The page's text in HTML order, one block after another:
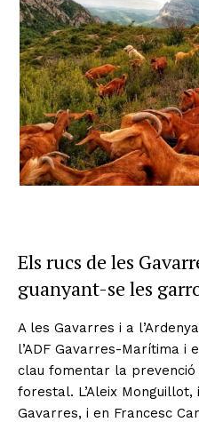
'
à
u
d
o
Els rucs de les
guanyant-se les
A les Gavarres i a
l’ADF Gavarres-Marítima i
clau fomentar la prevenció
forestal. L’Aleix
Gavarres, i en Francesc